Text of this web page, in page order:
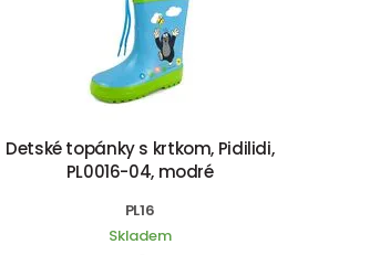
Detské topánky s krtkom, Pidilidi,
PL0016-04, modré
PL16
Skladem